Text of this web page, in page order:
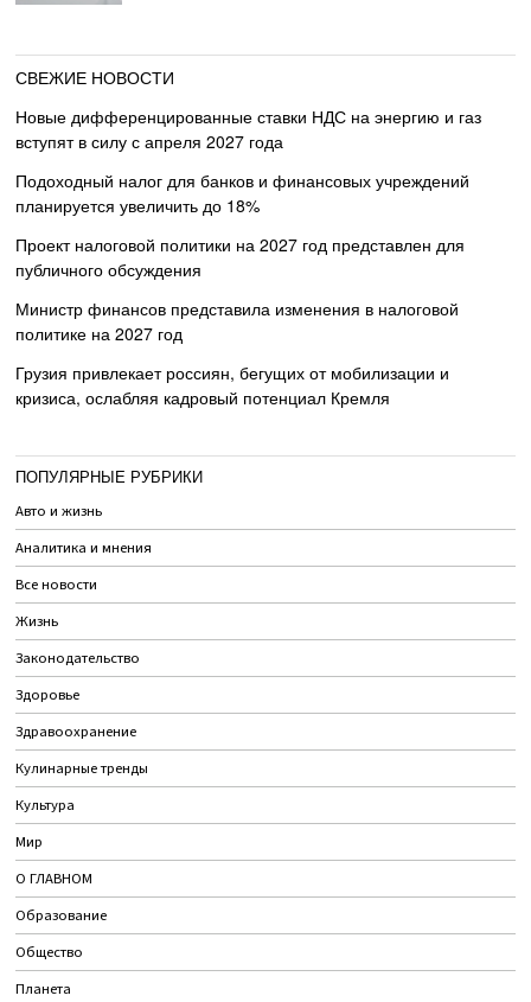
СВЕЖИЕ НОВОСТИ
Новые дифференцированные ставки НДС на энергию и газ
вступят в силу с апреля 2027 года
Подоходный налог для банков и финансовых учреждений
планируется увеличить до 18%
Проект налоговой политики на 2027 год представлен для
публичного обсуждения
Министр финансов представила изменения в налоговой
политике на 2027 год
Грузия привлекает россиян, бегущих от мобилизации и
кризиса, ослабляя кадровый потенциал Кремля
ПОПУЛЯРНЫЕ РУБРИКИ
Авто и жизнь
Аналитика и мнения
Все новости
Жизнь
Законодательство
Здоровье
Здравоохранение
Кулинарные тренды
Культура
Мир
О ГЛАВНОМ
Образование
Общество
Планета